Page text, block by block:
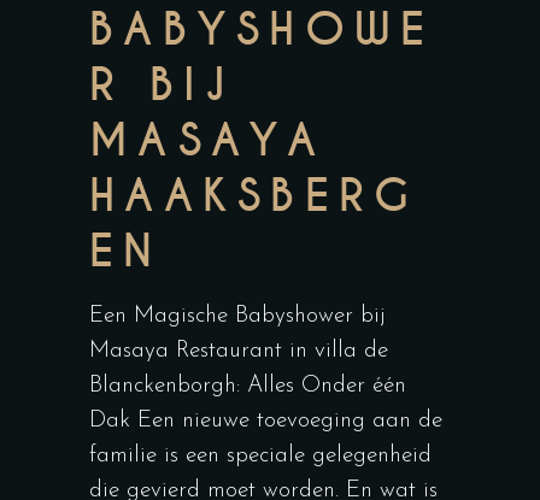
BABYSHOWE
R BIJ
MASAYA
HAAKSBERG
EN
Een Magische Babyshower bij
Masaya Restaurant in villa de
Blanckenborgh: Alles Onder één
Dak Een nieuwe toevoeging aan de
familie is een speciale gelegenheid
die gevierd moet worden. En wat is